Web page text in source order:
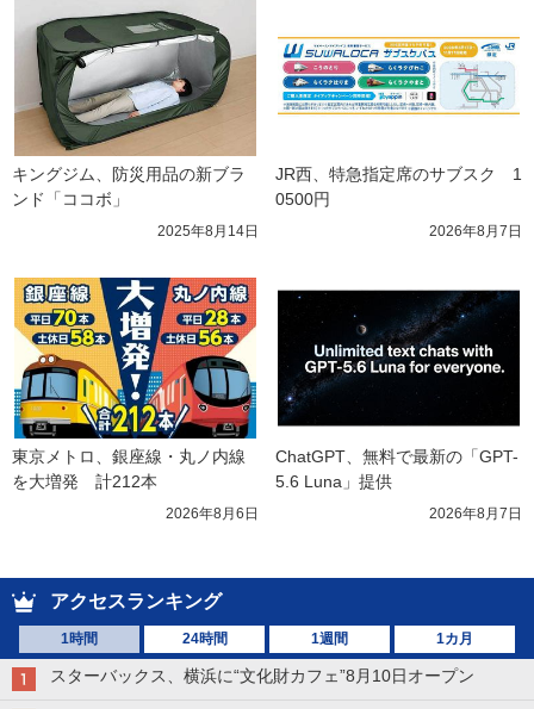
キングジム、防災用品の新ブラ
ンド「ココボ」
2025年8月14日
JR西、特急指定席のサブスク　1
0500円
2026年8月7日
東京メトロ、銀座線・丸ノ内線
を大増発　計212本
2026年8月6日
ChatGPT、無料で最新の「GPT-
5.6 Luna」提供
2026年8月7日
アクセスランキング
1時間 24時間 1週間 1カ月
スターバックス、横浜に“文化財カフェ”8月10日オープン